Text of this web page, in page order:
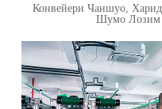
Конвейери Чаншуо,
Шумо Лозим